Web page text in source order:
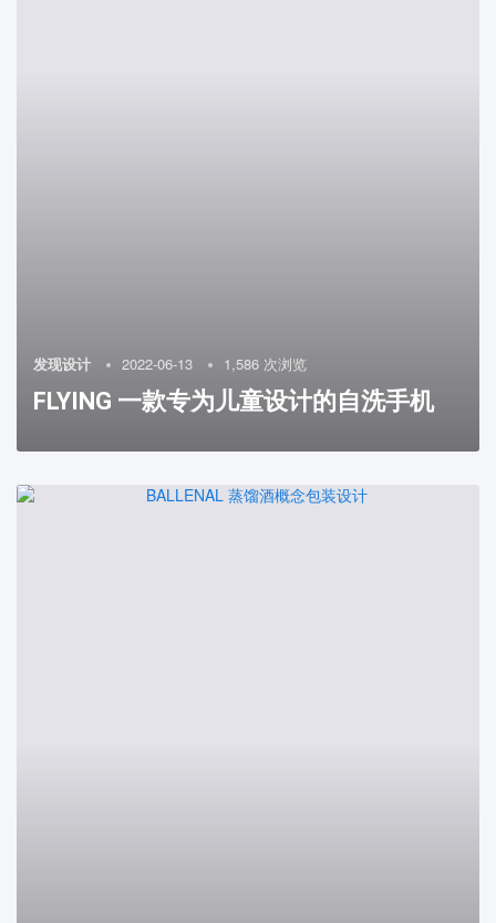
发现设计 2022-06-13 1,586 次浏览
FLYING 一款专为儿童设计的自洗手机